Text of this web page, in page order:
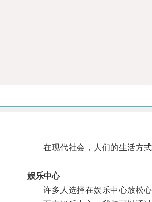
在现代社会，人们的生活方式
娱乐中心
许多人选择在娱乐中心放松心